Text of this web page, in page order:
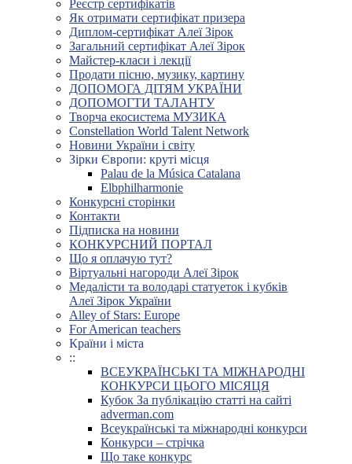
Реєстр сертифікатів
Як отримати сертифікат призера
Диплом-сертифікат Алеї Зірок
Загальний сертифікат Алеї Зірок
Майстер-класи і лекції
Продати пісню, музику, картину
ДОПОМОГА ДІТЯМ УКРАЇНИ
ДОПОМОГТИ ТАЛАНТУ
Творча екосистема МУЗИКА
Constellation World Talent Network
Новини України і світу
Зірки Європи: круті місця
Palau de la Música Catalana
Elbphilharmonie
Конкурсні сторінки
Контакти
Підписка на новини
КОНКУРСНИЙ ПОРТАЛ
Що я оплачую тут?
Віртуальні нагороди Алеї Зірок
Медалісти та володарі статуеток і кубків
Алеї Зірок України
Alley of Stars: Europe
For American teachers
Країни і міста
::
ВСЕУКРАЇНСЬКІ ТА МІЖНАРОДНІ
КОНКУРСИ ЦЬОГО МІСЯЦЯ
Кубок За публікацію статті на сайті
adverman.com
Всеукраїнські та міжнародні конкурси
Конкурси – стрічка
Що таке конкурс